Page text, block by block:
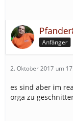
Anfänger
2. Oktober 2017 um
es sind aber im
orga zu